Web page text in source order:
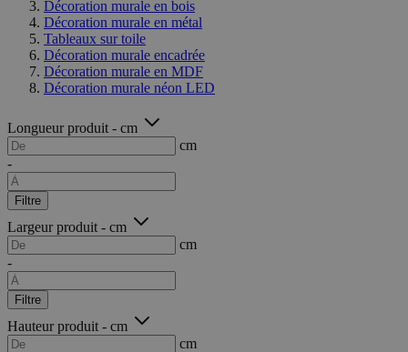
Décoration murale en bois
Décoration murale en métal
Tableaux sur toile
Décoration murale encadrée
Décoration murale en MDF
Décoration murale néon LED
Longueur produit - cm
cm
-
Filtre
Largeur produit - cm
cm
-
Filtre
Hauteur produit - cm
cm